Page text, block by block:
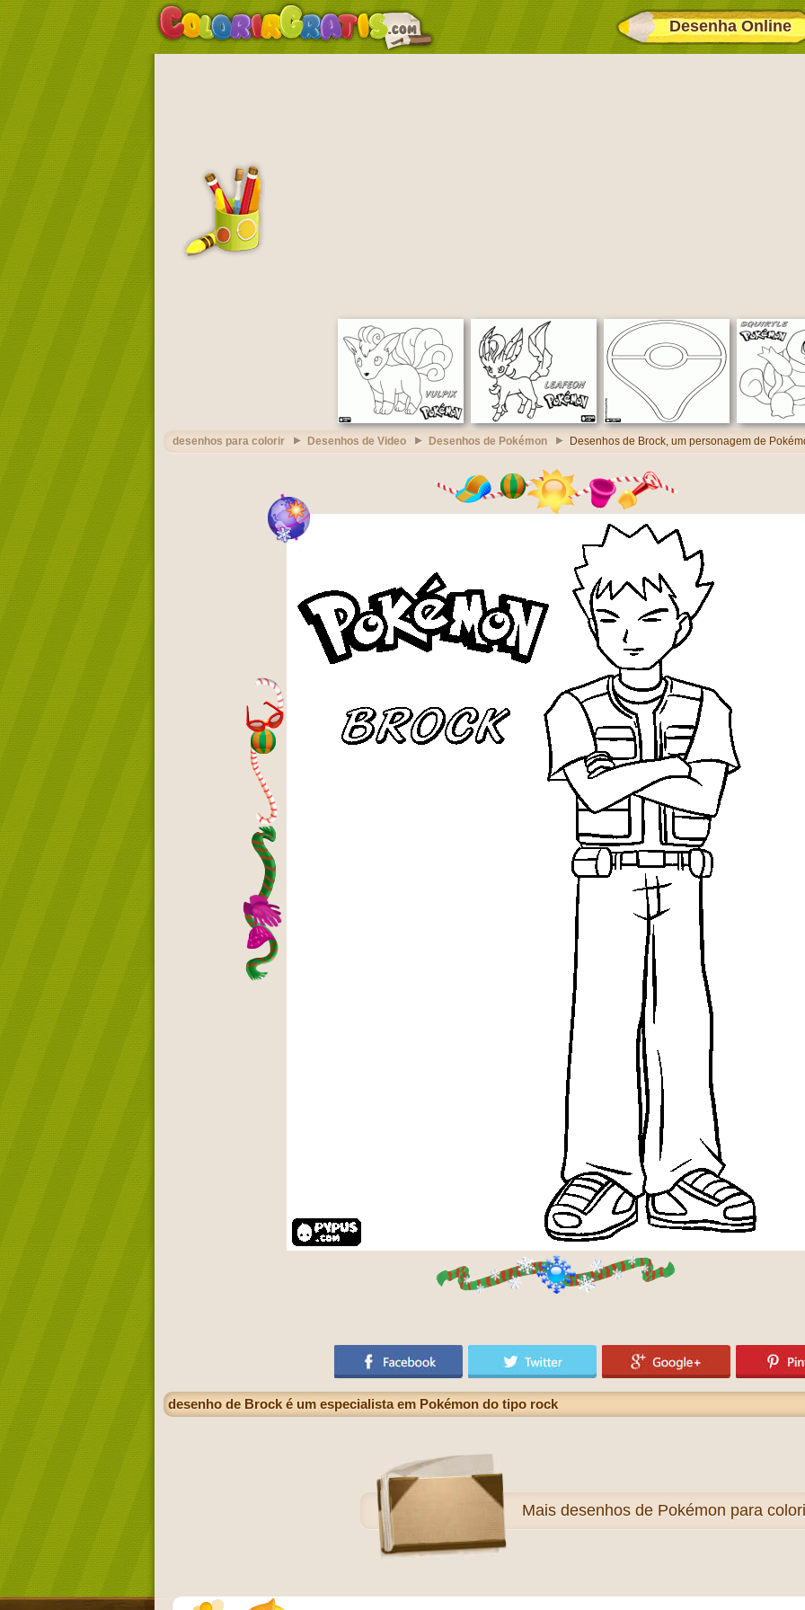
Desenha Online
desenhos para colorir Desenhos de Video Desenhos de Pokémon Desenhos de Brock, um personagem de
desenho de Brock é um especialista em Pokémon do tipo rock
Mais desenhos de Pokémon para